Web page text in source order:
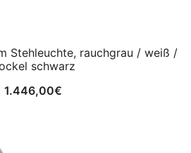
Stehleuchte, rauchgrau / weiß /
schwarz
1.446,00€